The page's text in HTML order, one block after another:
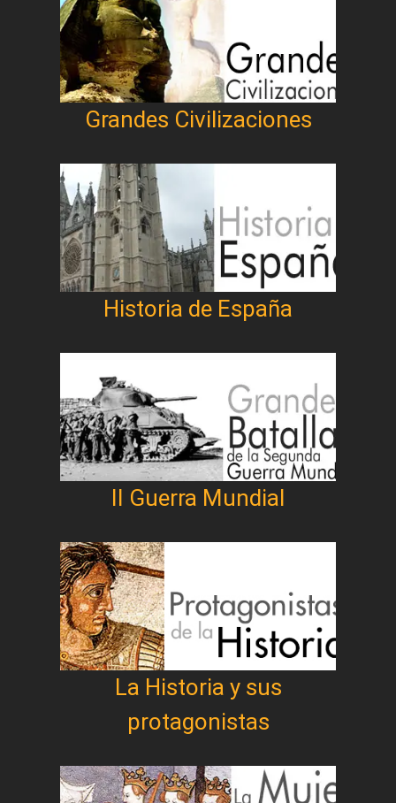
Grandes Civilizaciones
Historia de España
II Guerra Mundial
La Historia y sus
protagonistas